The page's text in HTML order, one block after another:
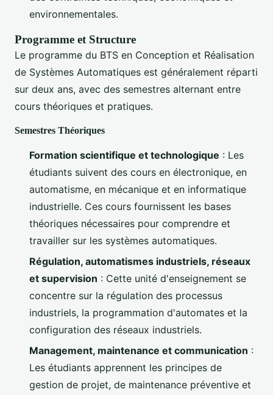
environnementales.
Programme et Structure
Le programme du BTS en Conception et Réalisation
de Systèmes Automatiques est généralement réparti
sur deux ans, avec des semestres alternant entre
cours théoriques et pratiques.
Semestres Théoriques
Formation scientifique et technologique : Les
étudiants suivent des cours en électronique, en
automatisme, en mécanique et en informatique
industrielle. Ces cours fournissent les bases
théoriques nécessaires pour comprendre et
travailler sur les systèmes automatiques.
Régulation, automatismes industriels, réseaux
et supervision : Cette unité d'enseignement se
concentre sur la régulation des processus
industriels, la programmation d'automates et la
configuration des réseaux industriels.
Management, maintenance et communication :
Les étudiants apprennent les principes de
gestion de projet, de maintenance préventive et